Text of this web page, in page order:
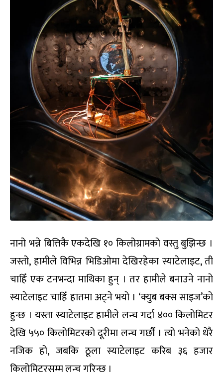
नानो भन्ने बित्तिकै एकदेखि १० किलोग्रामको वस्तु बुझिन्छ ।
जस्तो, हामीले विभिन्न भिडिओमा देखिरहेका स्याटेलाइट, ती
चाहिँ एक टनभन्दा माथिका हुन् । तर हामीले बनाउने नानो
स्याटेलाइट चाहिँ हातमा अट्ने भयो । ‘क्युब बक्स साइज’को
हुन्छ । यस्ता स्याटेलाइट हामीले लन्च गर्दा ४०० किलोमिटर
देखि ५५० किलोमिटरको दूरीमा लन्च गर्छौं । त्यो भनेको धेरै
नजिक हो, जबकि ठूला स्याटेलाइट करिब ३६ हजार
किलोमिटरसम्म लन्च गरिन्छ ।